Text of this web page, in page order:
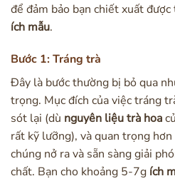
để đảm bảo bạn chiết xuất
ích mẫu.
Bước 1: Tráng trà
Đây là bước thường bị bỏ qua
trọng. Mục đích của việc tráng
sót lại (dù nguyên liệu trà hoa
rất kỹ lưỡng), và quan trọng
chúng nở ra và sẵn sàng giải
chất. Bạn cho khoảng 5-7g ích